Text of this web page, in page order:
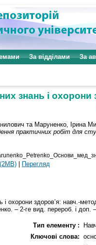
За відділами За
знань і охорони
та Маруненко, Ірина
практичних робіт для
| Перегляд
охорони здоров’я: навч.-
– 2-ге вид. перероб. і доп.
Тип елементу :
Ключові слова: